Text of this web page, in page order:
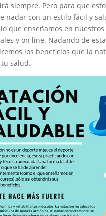
siempre. Pero para que
nadar con un estilo fácil y
que enseñamos en nuestros
y on line. Nadando de
los beneficios que la
salud.